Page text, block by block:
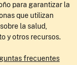
para garantizar la
que utilizan
la salud,
y otros recursos.
frecuentes